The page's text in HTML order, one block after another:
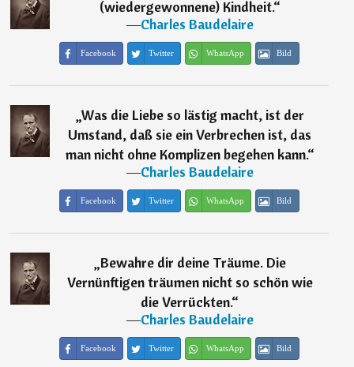
(wiedergewonnene) Kindheit.“
―Charles Baudelaire
Facebook Twitter WhatsApp Bild
„Was die Liebe so lästig macht, ist der
Umstand, daß sie ein Verbrechen ist, das
man nicht ohne Komplizen begehen kann.“
―Charles Baudelaire
Facebook Twitter WhatsApp Bild
„Bewahre dir deine Träume. Die
Vernünftigen träumen nicht so schön wie
die Verrückten.“
―Charles Baudelaire
Facebook Twitter WhatsApp Bild